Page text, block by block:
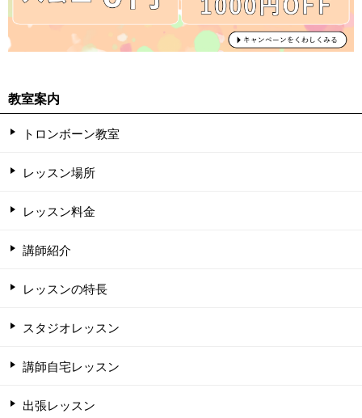
教室案内
トロンボーン教室
レッスン場所
レッスン料金
講師紹介
レッスンの特長
スタジオレッスン
講師自宅レッスン
出張レッスン